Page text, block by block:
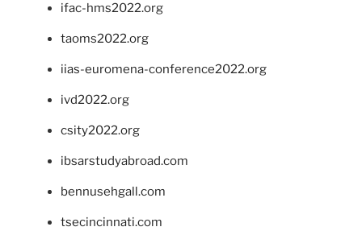
ifac-hms2022.org
taoms2022.org
iias-euromena-conference2022.org
ivd2022.org
csity2022.org
ibsarstudyabroad.com
bennusehgall.com
tsecincinnati.com